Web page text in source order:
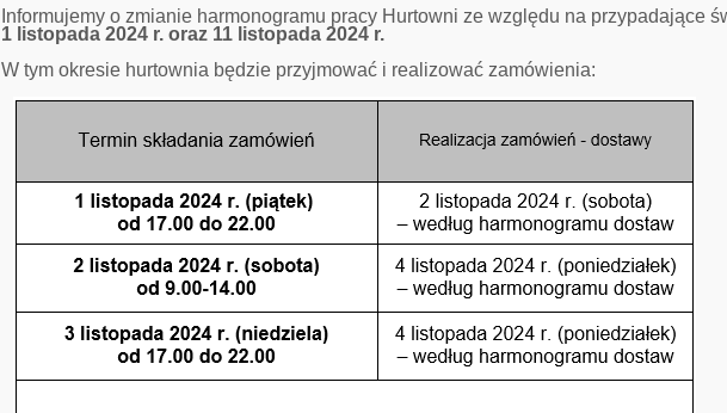
Informujemy o zmianie harmonogramu pracy Hurtowni ze względu na przypadające
1 listopada 2024 r. oraz 11 listopada 2024 r.
W tym okresie hurtownia będzie przyjmować i realizować zamówienia: